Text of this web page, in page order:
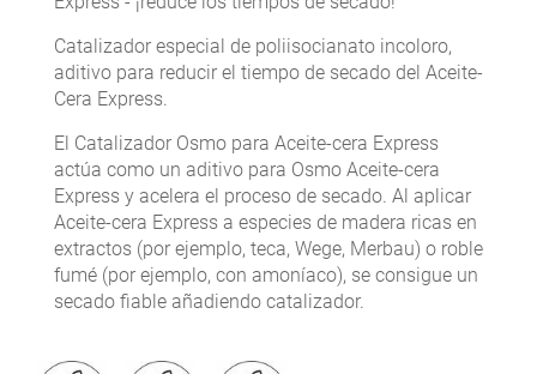
Catalizador especial de poliisocianato incoloro,
aditivo para reducir el tiempo de secado del Aceite-
Cera Express.
El Catalizador Osmo para Aceite-cera Express
actúa como un aditivo para Osmo Aceite-cera
Express y acelera el proceso de secado. Al aplicar
Aceite-cera Express a especies de madera ricas en
extractos (por ejemplo, teca, Wege, Merbau) o roble
fumé (por ejemplo, con amoníaco), se consigue un
secado fiable añadiendo catalizador.